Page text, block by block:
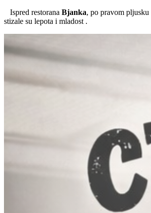
Ispred restorana Bjanka, po pravom
stizale su lepota i mladost .